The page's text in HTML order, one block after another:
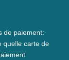
de paiement:
quelle carte de